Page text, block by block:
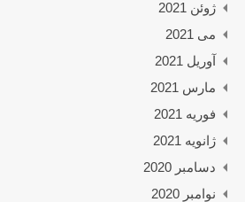
ژوئن 2021
می 2021
آوریل 2021
مارس 2021
فوریه 2021
ژانویه 2021
دسامبر 2020
نوامبر 2020